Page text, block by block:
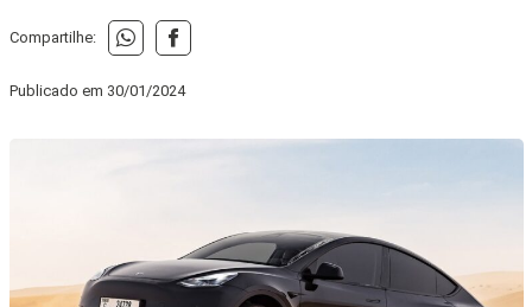
Compartilhe:
Publicado em 30/01/2024